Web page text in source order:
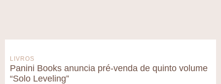
LIVROS
Panini Books anuncia pré-venda de quinto volume
“Solo Leveling”